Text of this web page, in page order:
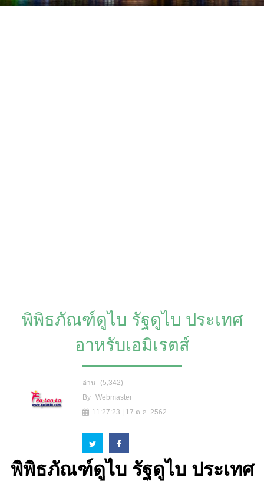
พิพิธภัณฑ์ดูไบ รัฐดูไบ ประเทศ
อาหรับเอมิเรตส์
อ่าน
(5,342)
By
Webmaster
11:27:23 | 17 ต.ค. 2562
พิพิธภัณฑ์ดูไบ รัฐดูไบ ประเทศ